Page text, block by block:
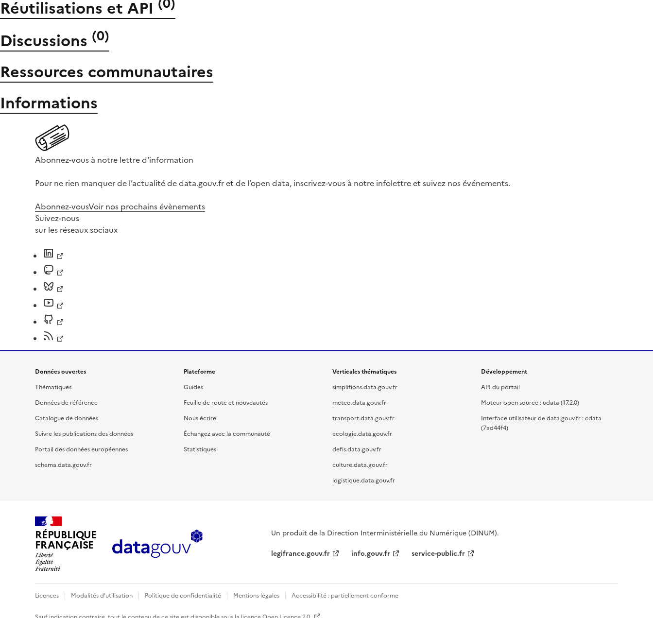
Réutilisations et API
Discussions (0)
Ressources communautaires
Informations
Abonnez-vous à notre lettre d'information
Pour ne rien manquer de l’actualité de data.gouv.fr et de l’open data, inscrivez-vous à notre infolettre et suivez nos événements.
Abonnez-vousVoir nos prochains évènements
Suivez-nous
sur les réseaux sociaux
Données ouvertes
Thématiques
Données de référence
Catalogue de données
Suivre les publications des données
Portail des données européennes
schema.data.gouv.fr
Plateforme
Guides
Feuille de route et nouveautés
Nous écrire
Échangez avec la communauté
Statistiques
Verticales thématiques
simplifions.data.gouv.fr
meteo.data.gouv.fr
transport.data.gouv.fr
ecologie.data.gouv.fr
defis.data.gouv.fr
culture.data.gouv.fr
logistique.data.gouv.fr
Développement
API du portail
Moteur open source : udata (17.2.0)
Interface utilisateur de data.gouv.fr : cdata
(7ad44f4)
RÉPUBLIQUE
FRANÇAISE
Un produit de la Direction Interministérielle du Numérique (DINUM).
legifrance.gouv.fr
info.gouv.fr service-public.fr
Licences Modalités d'utilisation Politique de confidentialité Mentions légales Accessibilité : partiellement conforme